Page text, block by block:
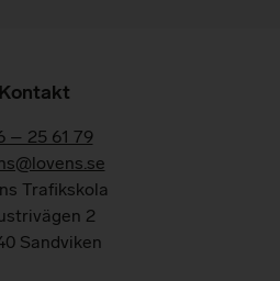
Kontakt
– 25 61 79
Trafikskola
2
Sandviken